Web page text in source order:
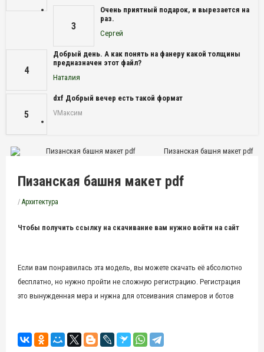
3
Очень приятный подарок, и вырезается на
раз.
Сергей
4
Добрый день. А как понять на фанеру какой толщины
предназначен этот файл?
Наталия
5
dxf Добрый вечер есть такой формат
VМаксим
Пизанская башня макет pdf
Пизанская башня макет pdf
/ Архитектура
Чтобы получить ссылку на скачивание вам нужно войти на сайт
Если вам понравилась эта модель, вы можете скачать её абсолютно
бесплатно, но нужно пройти не сложную регистрацию. Регистрация
это вынужденная мера и нужна для отсеивания спамеров и ботов